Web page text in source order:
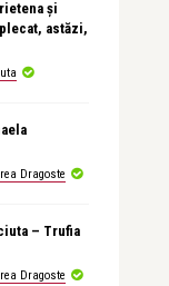
și
astăzi,
Dragoste
– Trufia
Dragoste